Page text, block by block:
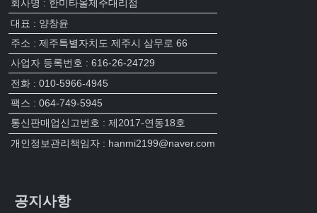
회사명 : 한미타올제주대리점
대표 : 양창윤
주소 : 제주특별자치도 제주시 삼무로 66
사업자 등록번호 : 616-26-24729
전화 : 010-5966-4945
팩스 : 064-749-5945
통신판매업신고번호 : 제2017-연동18호
개인정보관리책임자 : hanmi2199@naver.com
공지사항